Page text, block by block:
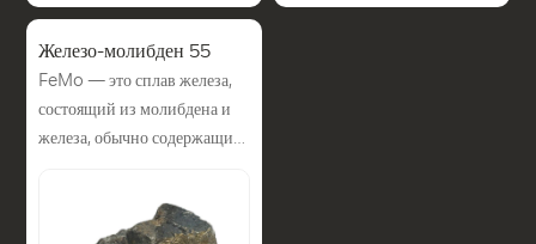
его прочность и
его прочность и
Добавление молибдена в
сталь обеспечивает
равномерную
мелкозернистую структуру,
прокаливаемость,
способствует устранению
Железо-молибден 55
FeMo — это сплав железа,
состоящий из молибдена и
железа, обычно содержащий
качестве легирующей